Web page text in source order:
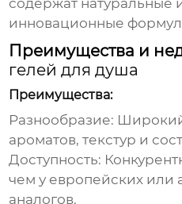
содержат натуральные
инновационные
Преимущества и
гелей для душа
Преимущества:
Разнообразие:
ароматов, текстур и
Доступность:
чем у европейских или
аналогов.